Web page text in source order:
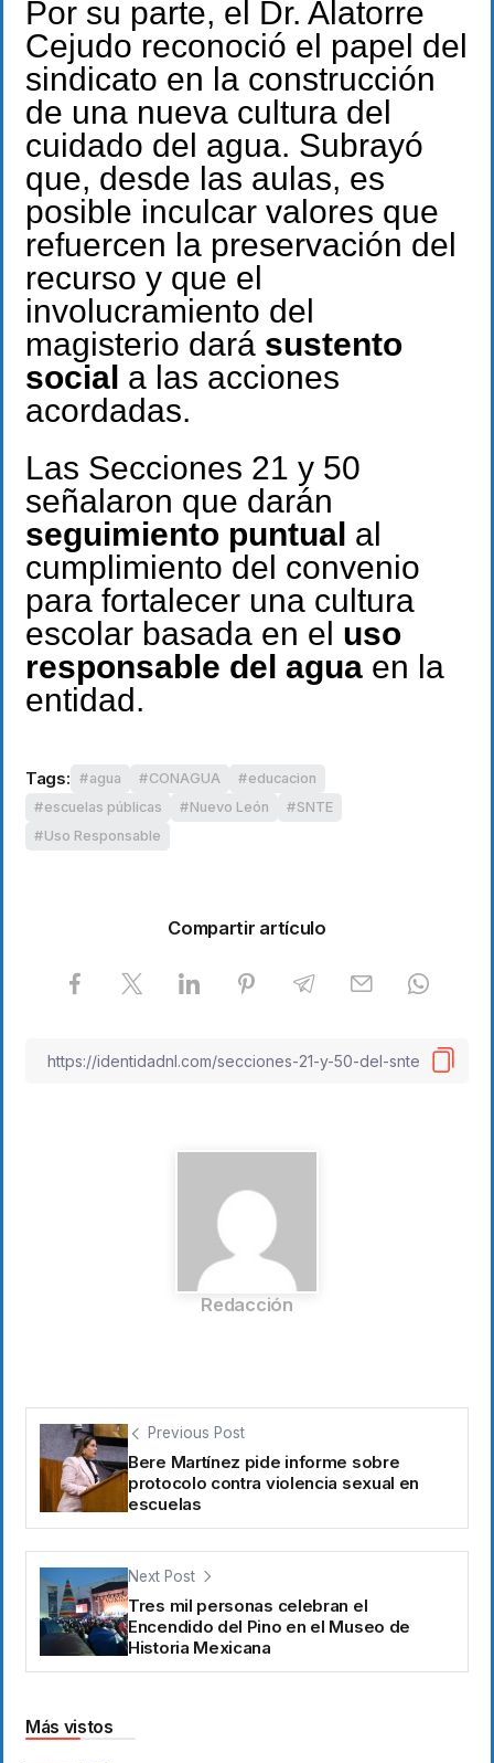
Por su parte, el Dr. Alatorre
Cejudo reconoció el papel del
sindicato en la construcción
de una nueva cultura del
cuidado del agua. Subrayó
que, desde las aulas, es
posible inculcar valores que
refuercen la preservación del
recurso y que el
involucramiento del
magisterio dará sustento
social a las acciones
acordadas.
Las Secciones 21 y 50
señalaron que darán
seguimiento puntual al
cumplimiento del convenio
para fortalecer una cultura
escolar basada en el uso
responsable del agua en la
entidad.
Tags: agua CONAGUA
educacion
escuelas públicas
Nuevo León
SNTE
Uso Responsable
Compartir artículo
Redacción
Previous Post
Bere Martínez pide informe sobre
protocolo contra violencia sexual en
escuelas
Next Post
Tres mil personas celebran el
Encendido del Pino en el Museo de
Historia Mexicana
Más vistos